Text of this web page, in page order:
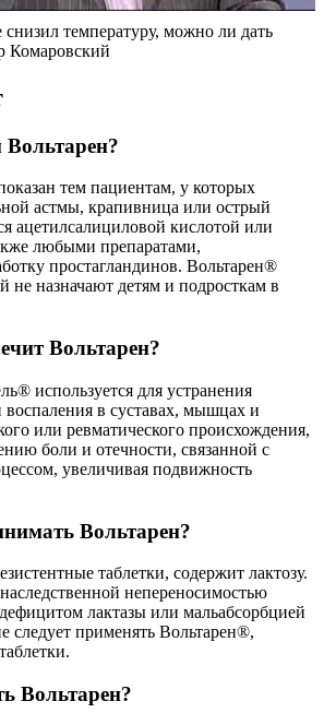
температуру, можно ли дать
Комаровский
тем пациентам, у которых
астмы, крапивница или острый
ацетилсалициловой кислотой или
любыми препаратами,
простагландинов. Вольтарен®
не назначают детям и подросткам в
Вольтарен?
используется для устранения
воспаления в суставах, мышцах и
или ревматического происхождения,
боли и отечности, связанной с
увеличивая подвижность
Вольтарен?
таблетки, содержит лактозу.
непереносимостью
лактазы или мальабсорбцией
следует применять Вольтарен®,
Вольтарен?